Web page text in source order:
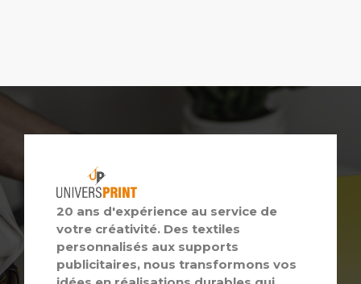
20 ans d'expérience au service de
votre créativité. Des textiles
personnalisés aux supports
publicitaires, nous transformons vos